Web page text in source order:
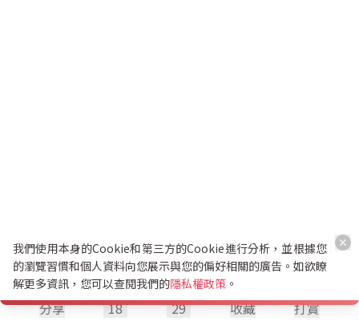
分享 18 29 收藏 打賞
我們使用本身的Cookie和第三方的Cookie進行分析，並根據您
的瀏覽習慣和個人資料向您展示與您的偏好相關的廣告。如欲瞭
解更多資訊，您可以查閱我們的隱私權政策 。